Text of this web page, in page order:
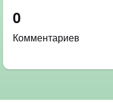
0
Комментариев